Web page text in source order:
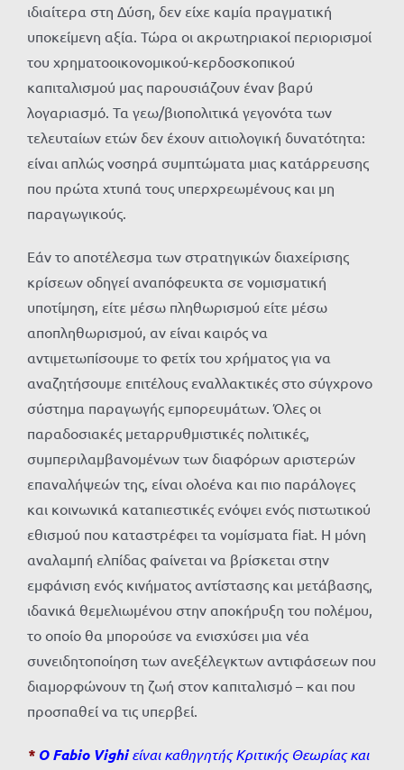
ιδιαίτερα στη Δύση, δεν είχε καμία πραγματική
υποκείμενη αξία. Τώρα οι ακρωτηριακοί περιορισμοί
του χρηματοοικονομικού-κερδοσκοπικού
καπιταλισμού μας παρουσιάζουν έναν βαρύ
λογαριασμό. Τα γεω/βιοπολιτικά γεγονότα των
τελευταίων ετών δεν έχουν αιτιολογική δυνατότητα:
είναι απλώς νοσηρά συμπτώματα μιας κατάρρευσης
που πρώτα χτυπά τους υπερχρεωμένους και μη
παραγωγικούς.
Εάν το αποτέλεσμα των στρατηγικών διαχείρισης
κρίσεων οδηγεί αναπόφευκτα σε νομισματική
υποτίμηση, είτε μέσω πληθωρισμού είτε μέσω
αποπληθωρισμού, αν είναι καιρός να
αντιμετωπίσουμε το φετίχ του χρήματος για να
αναζητήσουμε επιτέλους εναλλακτικές στο σύγχρονο
σύστημα παραγωγής εμπορευμάτων. Όλες οι
παραδοσιακές μεταρρυθμιστικές πολιτικές,
συμπεριλαμβανομένων των διαφόρων αριστερών
επαναλήψεών της, είναι ολοένα και πιο παράλογες
και κοινωνικά καταπιεστικές ενόψει ενός πιστωτικού
εθισμού που καταστρέφει τα νομίσματα fiat. Η μόνη
αναλαμπή ελπίδας φαίνεται να βρίσκεται στην
εμφάνιση ενός κινήματος αντίστασης και μετάβασης,
ιδανικά θεμελιωμένου στην αποκήρυξη του πολέμου,
το οποίο θα μπορούσε να ενισχύσει μια νέα
συνειδητοποίηση των ανεξέλεγκτων αντιφάσεων που
διαμορφώνουν τη ζωή στον καπιταλισμό – και που
προσπαθεί να τις υπερβεί.
* Ο Fabio Vighiείναι καθηγητής Κριτικής Θεωρίας και